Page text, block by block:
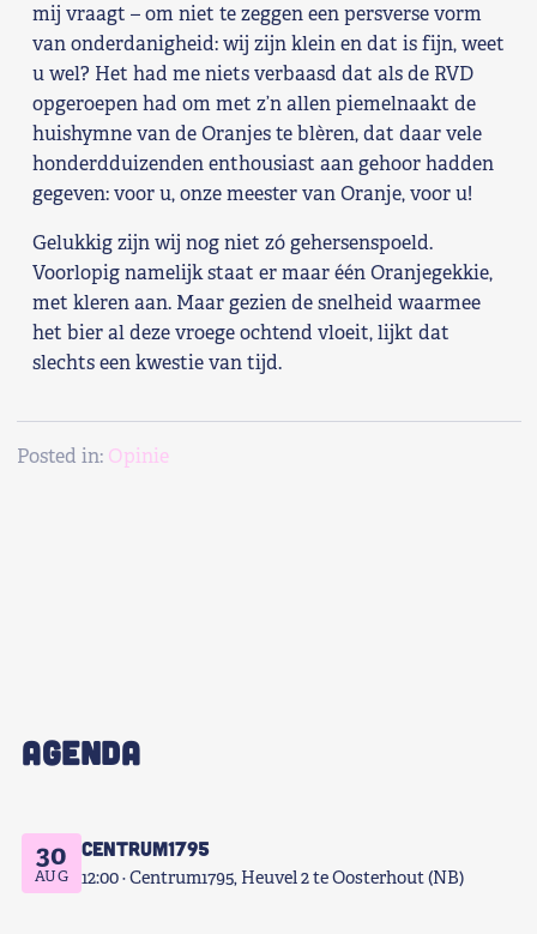
mij vraagt – om niet te zeggen een persverse vorm
van onderdanigheid: wij zijn klein en dat is fijn, weet
u wel? Het had me niets verbaasd dat als de RVD
opgeroepen had om met z’n allen piemelnaakt de
huishymne van de Oranjes te blèren, dat daar vele
honderdduizenden enthousiast aan gehoor hadden
gegeven: voor u, onze meester van Oranje, voor u!
Gelukkig zijn wij nog niet zó gehersenspoeld.
Voorlopig namelijk staat er maar één Oranjegekkie,
met kleren aan. Maar gezien de snelheid waarmee
het bier al deze vroege ochtend vloeit, lijkt dat
slechts een kwestie van tijd.
Posted in: Opinie
AGENDA
30
AUG
Centrum1795
12:00 Centrum1795, Heuvel 2 te Oosterhout (NB)